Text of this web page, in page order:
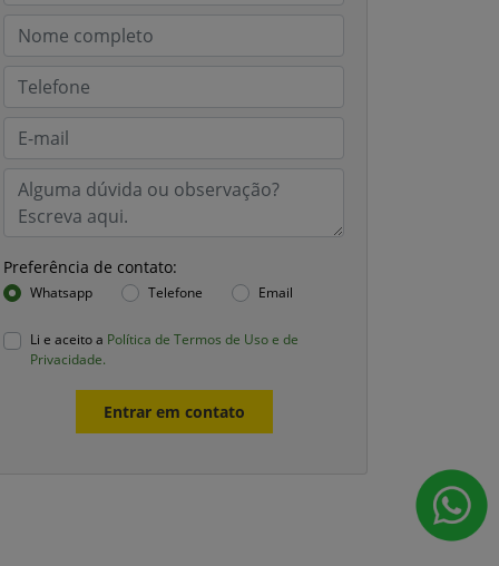
Preferência de contato:
Whatsapp Telefone Email
Li e aceito a Política de Termos de Uso e de
Privacidade.
Entrar em contato